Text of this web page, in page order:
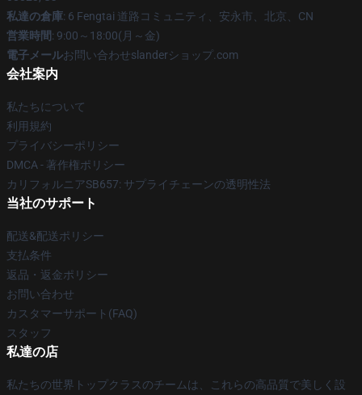
私達の倉庫: 6 Fengtai 道路コミュニティ、安永市、北京、CN
営業時間: 9:00～18:00(月～金)
電子メールお問い合わせslanderショップ.com
会社案内
私たちについて
利用規約
プライバシーポリシー
DMCA - 著作権ポリシー
カリフォルニアSB657: サプライチェーンの透明性法
当社のサポート
配送&配送ポリシー
支払条件
返品・返金ポリシー
お問い合わせ
カスタマーサポート(FAQ)
スタッフ
私達の店
私たちの世界トップクラスのチームは、これらの高品質で美しく設